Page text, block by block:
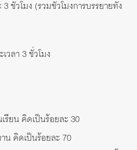
ชั่วโมง (รวมชั่วโมงการบรรยายทั้ง
วลา 3 ชั่วโมง
รียน คิดเป็นร้อยละ 30
น คิดเป็นร้อยละ 70